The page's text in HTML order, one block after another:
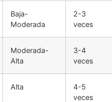
Baja-
Moderada
2-3
veces
Moderada-
Alta
3-4
veces
Alta
4-5
veces